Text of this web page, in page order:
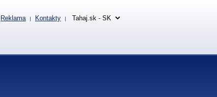
Reklama | Kontakty |